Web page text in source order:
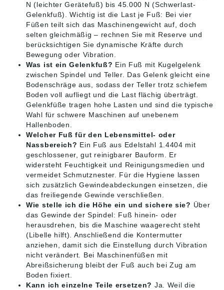
N (leichter Gerätefuß) bis 45.000 N (Schwerlast-
Gelenkfuß). Wichtig ist die Last je Fuß: Bei vier
Füßen teilt sich das Maschinengewicht auf, doch
selten gleichmäßig – rechnen Sie mit Reserve und
berücksichtigen Sie dynamische Kräfte durch
Bewegung oder Vibration.
Was ist ein Gelenkfuß? Ein Fuß mit Kugelgelenk
zwischen Spindel und Teller. Das Gelenk gleicht eine
Bodenschräge aus, sodass der Teller trotz schiefem
Boden voll aufliegt und die Last flächig überträgt.
Gelenkfüße tragen hohe Lasten und sind die typische
Wahl für schwere Maschinen auf unebenem
Hallenboden.
Welcher Fuß für den Lebensmittel- oder
Nassbereich? Ein Fuß aus Edelstahl 1.4404 mit
geschlossener, gut reinigbarer Bauform. Er
widersteht Feuchtigkeit und Reinigungsmedien und
vermeidet Schmutznester. Für die Hygiene lassen
sich zusätzlich Gewindeabdeckungen einsetzen, die
das freiliegende Gewinde verschließen.
Wie stelle ich die Höhe ein und sichere sie? Über
das Gewinde der Spindel: Fuß hinein- oder
herausdrehen, bis die Maschine waagerecht steht
(Libelle hilft). Anschließend die Kontermutter
anziehen, damit sich die Einstellung durch Vibration
nicht verändert. Bei Maschinenfüßen mit
Abreißsicherung bleibt der Fuß auch bei Zug am
Boden fixiert.
Kann ich einzelne Teile ersetzen? Ja. Weil die